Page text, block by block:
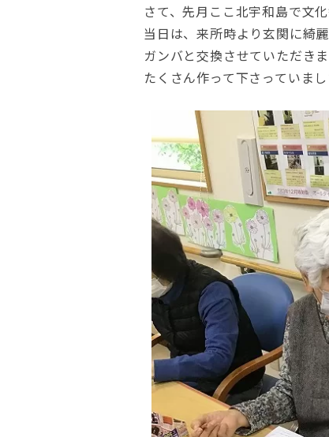
さて、先月ここ北宇和島で文
当日は、来所時より玄関に綺
ガンバと交換させていただきま
たくさん作って下さっていま